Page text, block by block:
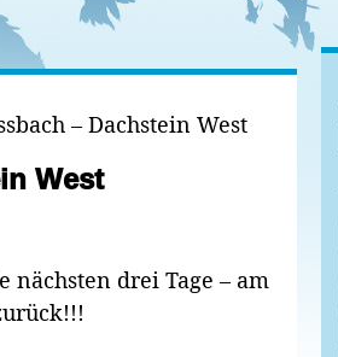
– Dachstein West
West
nächsten drei Tage – am